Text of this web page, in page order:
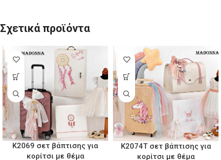
Σχετικά προϊόντα
Κ2069 σετ βάπτισης για
κορίτσι με θέμα
Κ2074T σετ βάπτισης για
κορίτσι με θέμα